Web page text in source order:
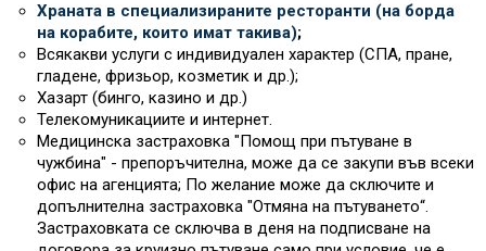
Храната в специализираните ресторанти (на борда
на корабите, които имат такива);
Всякакви услуги с индивидуален характер (СПА, пране,
гладене, фризьор, козметик и др.);
Хазарт (бинго, казино и др.)
Телекомуникациите и интернет.
Медицинска застраховка "Помощ при пътуване в
чужбина" - препоръчителна, може да се закупи във всеки
офис на агенцията; По желание може да сключите и
допълнителна застраховка "Отмяна на пътуването“.
Застраховката се сключва в деня на подписване на